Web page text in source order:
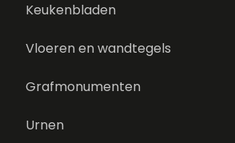
Keukenbladen
Vloeren en wandtegels
Grafmonumenten
Urnen